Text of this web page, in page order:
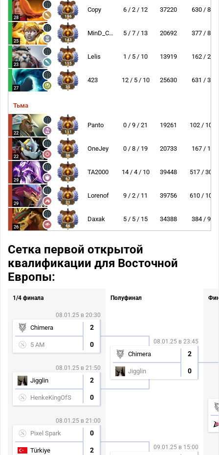
28 196
Copy 6 / 2 / 12 37220 630 / 8
25 143
MinD_ContRoL 5 / 7 / 13 20692 377 / 8
23 115
Lelis 1 / 5 / 10 13919 162 / 2
27 35
423 12 / 5 / 10 25630 631 / 3
Тьма
22 111
Panto 0 / 9 / 21 19261 102 / 10
22 36
OneJey 0 / 8 / 19 20733 167 / 1
29 67
TA2000 14 / 4 / 10 39448 517 / 30
29 21
Lorenof 9 / 2 / 11 39756 610 / 10
26 46
Daxak 5 / 5 / 15 34388 384 / 9
Сетка первой открытой
квалификации для Восточной
Европы:
1/4 финала
08.01.25 в 20:30
Chimera 2
5 AM 0
08.01.25 в 21:50
Jigglin 2
HenkeKingOfS 0
08.01.25 в 21:00
Pixel Spark 0
Türkiye 2
Полуфинал
08.01.25 в 23:45
Chimera 2
Jigglin 0
09.01.25 в 15:00